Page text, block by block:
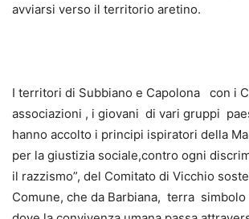
avviarsi verso il territorio aretino.
I territori di Subbiano e Capolona con i
associazioni , i giovani di vari gruppi
hanno accolto i principi ispiratori della
per la giustizia sociale,contro ogni
il razzismo”, del Comitato di Vicchio
Comune, che da Barbiana, terra simbolo